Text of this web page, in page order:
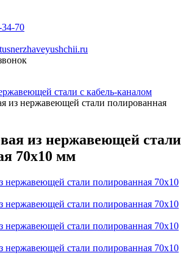
70
стали с кабель-каналом
из нержавеющей стали полированная
из нержавеющей стали
70х10 мм